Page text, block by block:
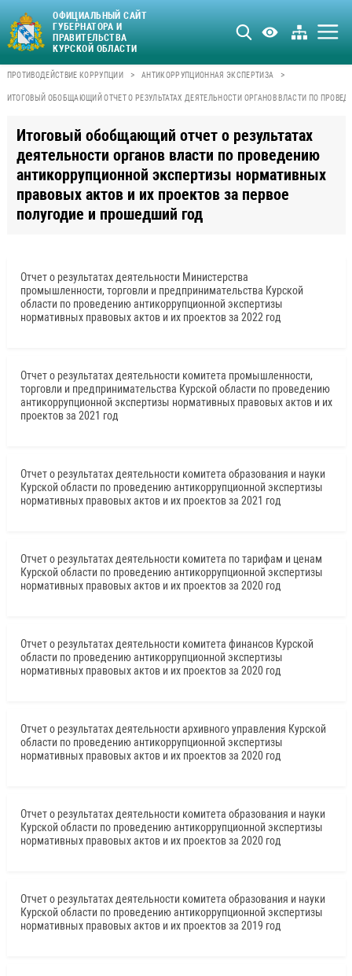
ОФИЦИАЛЬНЫЙ САЙТ
ГУБЕРНАТОРА И
ПРАВИТЕЛЬСТВА
КУРСКОЙ ОБЛАСТИ
ПРОТИВОДЕЙСТВИЕ КОРРУПЦИИ > АНТИКОРРУПЦИОННАЯ ЭКСПЕРТИЗА >
ИТОГОВЫЙ ОБОБЩАЮЩИЙ ОТЧЕТ О РЕЗУЛЬТАТАХ ДЕЯТЕЛЬНОСТИ ОРГАНОВ ВЛАСТИ ПО
Итоговый обобщающий отчет о результатах
деятельности органов власти по проведению
антикоррупционной экспертизы нормативных
правовых актов и их проектов за первое
полугодие и прошедший год
Отчет о результатах деятельности Министерства
промышленности, торговли и предпринимательства Курской
области по проведению антикоррупционной экспертизы
нормативных правовых актов и их проектов за 2022 год
Отчет о результатах деятельности комитета промышленности,
торговли и предпринимательства Курской области по проведению
антикоррупционной экспертизы нормативных правовых актов и их
проектов за 2021 год
Отчет о результатах деятельности комитета образования и науки
Курской области по проведению антикоррупционной экспертизы
нормативных правовых актов и их проектов за 2021 год
Отчет о результатах деятельности комитета по тарифам и ценам
Курской области по проведению антикоррупционной экспертизы
нормативных правовых актов и их проектов за 2020 год
Отчет о результатах деятельности комитета финансов Курской
области по проведению антикоррупционной экспертизы
нормативных правовых актов и их проектов за 2020 год
Отчет о результатах деятельности архивного управления Курской
области по проведению антикоррупционной экспертизы
нормативных правовых актов и их проектов за 2020 год
Отчет о результатах деятельности комитета образования и науки
Курской области по проведению антикоррупционной экспертизы
нормативных правовых актов и их проектов за 2020 год
Отчет о результатах деятельности комитета образования и науки
Курской области по проведению антикоррупционной экспертизы
нормативных правовых актов и их проектов за 2019 год